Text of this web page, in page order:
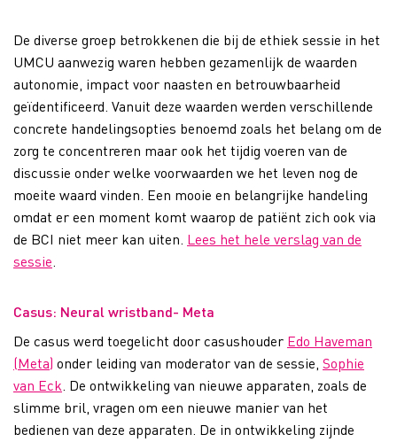
De diverse groep betrokkenen die bij de ethiek sessie in het
UMCU aanwezig waren hebben gezamenlijk de waarden
autonomie, impact voor naasten en betrouwbaarheid
geïdentificeerd. Vanuit deze waarden werden verschillende
concrete handelingsopties benoemd zoals het belang om de
zorg te concentreren maar ook het tijdig voeren van de
discussie onder welke voorwaarden we het leven nog de
moeite waard vinden. Een mooie en belangrijke handeling
omdat er een moment komt waarop de patiënt zich ook via
de BCI niet meer kan uiten. Lees het hele verslag van de
sessie
Casus: Neural wristband- Meta
De casus werd toegelicht door casushouder Edo Haveman
(Meta) onder leiding van moderator van de sessie, Sophie
van Eck . De ontwikkeling van nieuwe apparaten, zoals de
slimme bril, vragen om een nieuwe manier van het
bedienen van deze apparaten. De in ontwikkeling zijnde